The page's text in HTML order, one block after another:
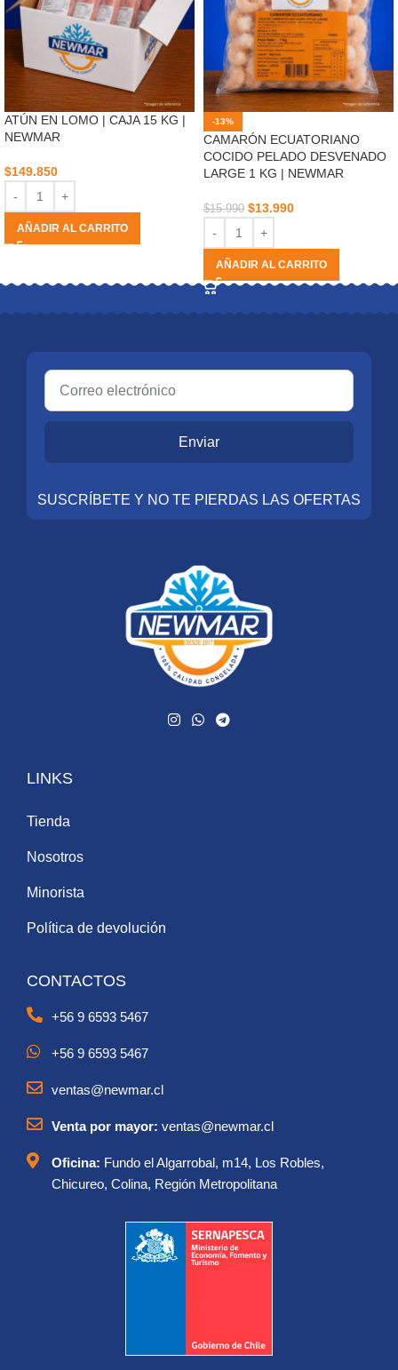
ATÚN EN LOMO | CAJA 15 KG |
NEWMAR
$149.850
AÑADIR AL CARRITO
-13%
CAMARÓN ECUATORIANO
COCIDO PELADO DESVENADO
LARGE 1 KG | NEWMAR
$15.990 $13.990
AÑADIR AL CARRITO
Enviar
SUSCRÍBETE Y NO TE PIERDAS LAS OFERTAS
LINKS
Tienda
Nosotros
Minorista
Política de devolución
CONTACTOS
+56 9 6593 5467
+56 9 6593 5467
ventas@newmar.cl
Venta por mayor: ventas@newmar.cl
Oficina: Fundo el Algarrobal, m14, Los Robles,
Chicureo, Colina, Región Metropolitana